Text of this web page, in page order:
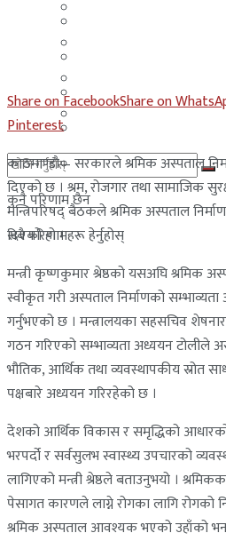
साउदी अरब
कुनै परिणाम छैन
सबै परिणामहरू हेर्नुहोस्
युएई
साउदी अरब
Share on FacebookShare on
Pinterest
काठमाण्डाै – सरकारले श्रमिक अस्पताल
दिएको छ । श्रम, रोजगार तथा सामाजिक
मन्त्रिपरिषद् बैठकले श्रमिक अस्पताल
दिएको हो ।
मन्त्री कृष्णकुमार श्रेष्ठको यसअघि श्रमिक
स्वीकृत गरी अस्पताल निर्माणको
गर्नुभएको छ । मन्त्रालयका सहसचिव
गठन गरिएको सम्भाव्यता अध्ययन टोलीले
भौतिक, आर्थिक तथा व्यवस्थापकीय स्रोत
पक्षबारे अध्ययन गरिरहेको छ ।
देशको आर्थिक विकास र समृद्धिको
भरपर्दो र सर्वसुलभ स्वास्थ्य उपचारको
लागिएको मन्त्री श्रेष्ठले बताउनुभयो ।
पेसागत कारणले लाग्ने रोगका लागि रोगको
श्रमिक अस्पताल आवश्यक भएको उहाँको